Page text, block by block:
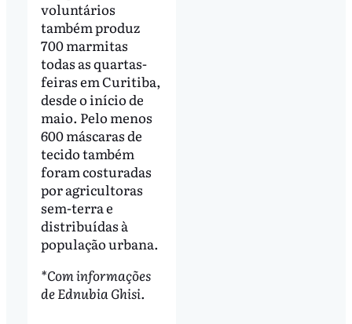
voluntários
também produz
700 marmitas
todas as quartas-
feiras em Curitiba,
desde o início de
maio. Pelo menos
600 máscaras de
tecido também
foram costuradas
por agricultoras
sem-terra e
distribuídas à
população urbana.
*Com informações
de Ednubia Ghisi.